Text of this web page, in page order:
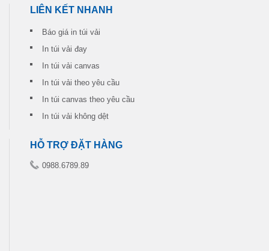
LIÊN KẾT NHANH
Báo giá in túi vải
In túi vải đay
In túi vải canvas
In túi vải theo yêu cầu
In túi canvas theo yêu cầu
In túi vải không dệt
HỖ TRỢ ĐẶT HÀNG
0988.6789.89